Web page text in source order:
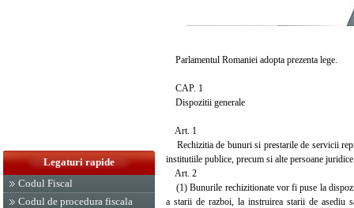
Legaturi rapide
Codul Fiscal
Codul de procedura fiscala
Parlamentul Romaniei adopta prezenta lege.
CAP. 1
Dispozitii generale
Art. 1
Rechizitia de bunuri si prestarile de servicii
institutiile publice, precum si alte persoane
Art. 2
(1) Bunurile rechizitionate vor fi puse la
a starii de razboi, la instruirea starii de asediu